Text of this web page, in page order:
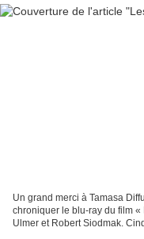
Un grand merci à Tamasa
chroniquer le blu-ray du film «
Ulmer et Robert Siodmak.